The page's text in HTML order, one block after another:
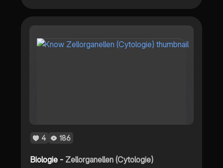
4 186
Biologie - Zellorganellen (Cytologie)